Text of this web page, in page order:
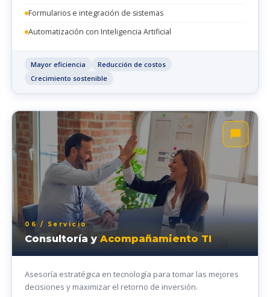
Formularios e integración de sistemas
Automatización con Inteligencia Artificial
Mayor eficiencia
Reducción de costos
Crecimiento sostenible
06 / Servicio
Consultoría yAcompañamiento TI
Asesoría estratégica en tecnología para tomar las mejores
decisiones y maximizar el retorno de inversión.